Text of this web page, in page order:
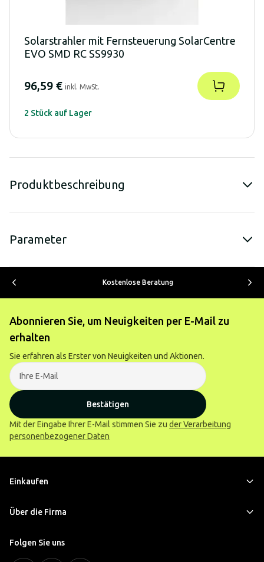
Solarstrahler mit Fernsteuerung SolarCentre
EVO SMD RC SS9930
96,59 € inkl. MwSt.
2 Stück auf Lager
Produktbeschreibung
Parameter
Kostenlose Beratung
Abonnieren Sie, um Neuigkeiten per E-Mail zu
erhalten
Sie erfahren als Erster von Neuigkeiten und Aktionen.
Bestätigen
Mit der Eingabe Ihrer E-Mail stimmen Sie zu der Verarbeitung
personenbezogener Daten
Einkaufen
Über die Firma
Folgen Sie uns